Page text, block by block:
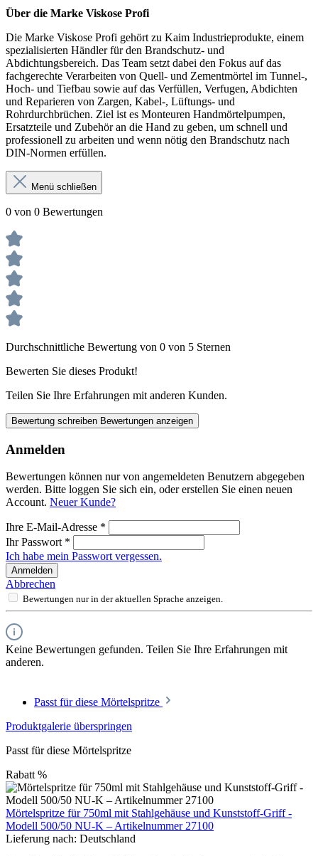
Über die Marke Viskose Profi
Die Marke Viskose Profi gehört zu Kaim Industrieprodukte, einem
spezialisierten Händler für den Brandschutz- und
Abdichtungsbereich. Das Team setzt dabei den Fokus auf das
fachgerechte Verarbeiten von Quell- und Zementmörtel im Tunnel-,
Hoch- und Tiefbau sowie auf das Verfüllen, Verfugen, Abdichten
und Reparieren von Zargen, Kabel-, Lüftungs- und
Rohrdurchbrüchen. Ziel ist es Monteuren Handmörtelpumpen,
Ersatzteile und Zubehör an die Hand zu geben, um schnell und
professionell zu arbeiten und wenn nötig den Brandschutz nach
DIN-Normen erfüllen.
Menü schließen
0 von 0 Bewertungen
Durchschnittliche Bewertung von 0 von 5 Sternen
Bewerten Sie dieses Produkt!
Teilen Sie Ihre Erfahrungen mit anderen Kunden.
Bewertung schreiben Bewertungen anzeigen
Anmelden
Bewertungen können nur von angemeldeten Benutzern abgegeben
werden. Bitte loggen Sie sich ein, oder erstellen Sie einen neuen
Account. Neuer Kunde?
Ihre E-Mail-Adresse *
Ihr Passwort *
Ich habe mein Passwort vergessen.
Anmelden
Abbrechen
Bewertungen nur in der aktuellen Sprache anzeigen.
Keine Bewertungen gefunden. Teilen Sie Ihre Erfahrungen mit
anderen.
Passt für diese Mörtelspritze
Produktgalerie überspringen
Passt für diese Mörtelspritze
Rabatt %
Mörtelspritze für 750ml mit Stahlgehäuse und Kunststoff-Griff -
Modell 500/50 NU-K – Artikelnummer 27100
Lieferung nach: Deutschland